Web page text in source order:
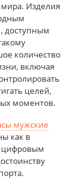
мира. Изделия
доступным
количество
включая
целей,
моментов.
мужские
как в
цифровым